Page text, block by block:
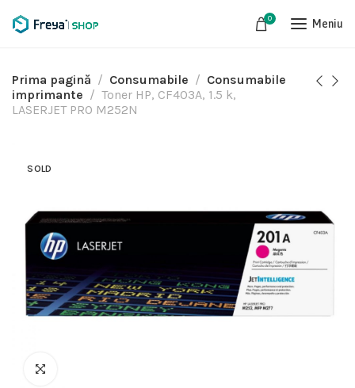
0 Meniu
Prima pagină Consumabile
Consumabile
imprimante
Toner HP, CF403A, 1.5 k,
LASERJET PRO M252N
SOLD